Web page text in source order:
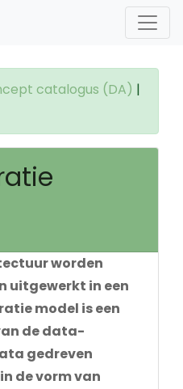
catalogus (DA) |
worden
uitgewerkt in een
model is een
de data-
gedreven
de vorm van